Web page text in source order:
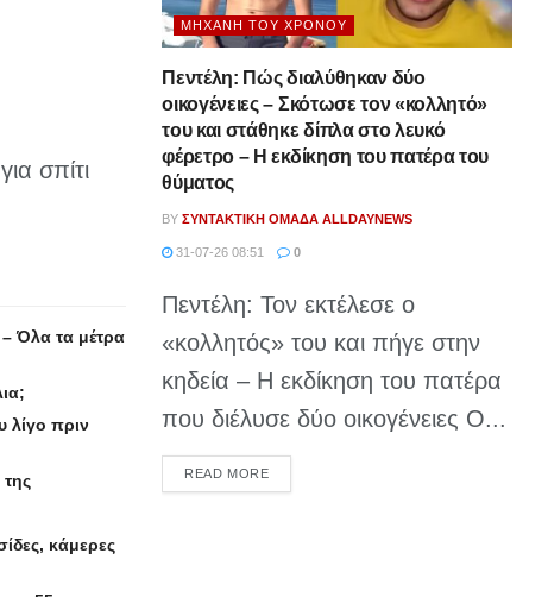
σπίτι
– Όλα τα μέτρα
λίγο πριν
κάμερες
ΜΗΧΑΝΉ ΤΟΥ ΧΡΌΝΟΥ
Πεντέλη: Πώς διαλύθηκαν δύο
οικογένειες – Σκότωσε τον «κολλητό»
του και στάθηκε δίπλα στο λευκό
φέρετρο – Η εκδίκηση του πατέρα του
θύματος
BY ΣΥΝΤΑΚΤΙΚΉ ΟΜΆΔΑ ALLDAYNEWS
31-07-26 08:51 0
Πεντέλη: Τον εκτέλεσε ο
«κολλητός» του και πήγε στην
κηδεία – Η εκδίκηση του πατέρα
που διέλυσε δύο οικογένειες Ο...
READ MOREDETAILS